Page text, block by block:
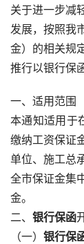
关于进一步减
发展，按照我
金）的相关规
推行以银行保
一、适用范围
本通知适用于
缴纳工资保证
单位、施工总
全市保证金集
金。
二、 银行保函
（一）银行保